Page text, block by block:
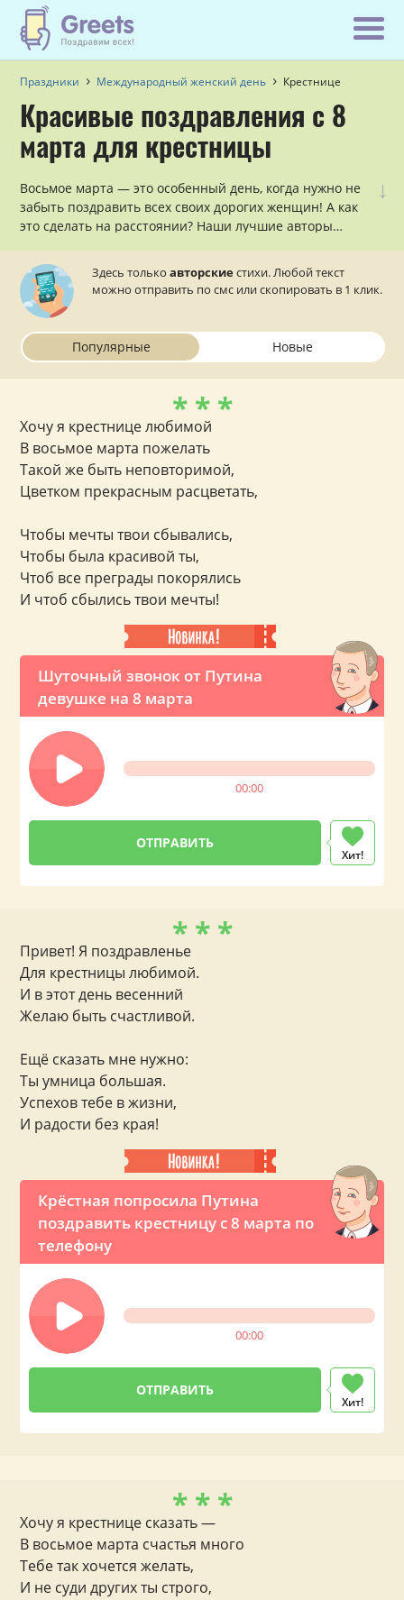
Праздники Международный женский день Крестнице
Красивые поздравления с 8
марта для крестницы
↓
Восьмое марта — это особенный день, когда нужно не
забыть поздравить всех своих дорогих женщин! А как
это сделать на расстоянии? Наши лучшие авторы
поздравлений с 8 марта для крестницы в стихах,
которые можно отправить на телефон прямо с сайта.
Здесь толькоавторские стихи. Любой текст
можно отправить по смс или скопировать в 1 клик.
Популярные Новые
Шуточный звонок от Путина
девушке на 8 марта
00:00
Хит!
* * *
Хочу я крестнице любимой
В восьмое марта пожелать
Такой же быть неповторимой,
Цветком прекрасным расцветать,
Чтобы мечты твои сбывались,
Чтобы была красивой ты,
Чтоб все преграды покорялись
И чтоб сбылись твои мечты!
Крёстная попросила Путина
поздравить крестницу с 8 марта по
телефону
00:00
Хит!
* * *
Привет! Я поздравленье
Для крестницы любимой.
И в этот день весенний
Желаю быть счастливой.
Ещё сказать мне нужно:
Ты умница большая.
Успехов тебе в жизни,
И радости без края!
* * *
Хочу я крестнице сказать —
В восьмое марта счастья много
Тебе так хочется желать,
И не суди других ты строго,